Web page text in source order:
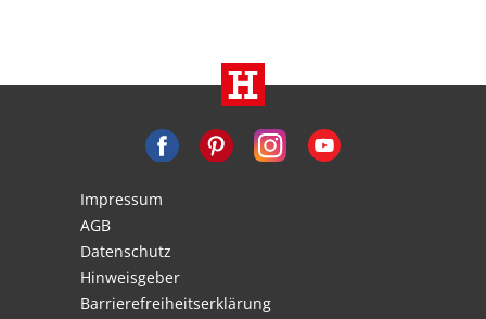
Impressum
AGB
Datenschutz
Hinweisgeber
Barrierefreiheitserklärung